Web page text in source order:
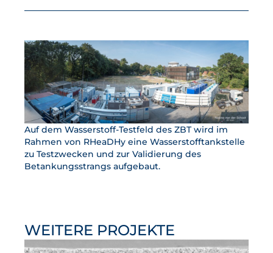
Auf dem Wasserstoff-Testfeld des ZBT wird im
Rahmen von RHeaDHy eine Wasserstofftankstelle
zu Testzwecken und zur Validierung des
Betankungsstrangs aufgebaut.
WEITERE PROJEKTE